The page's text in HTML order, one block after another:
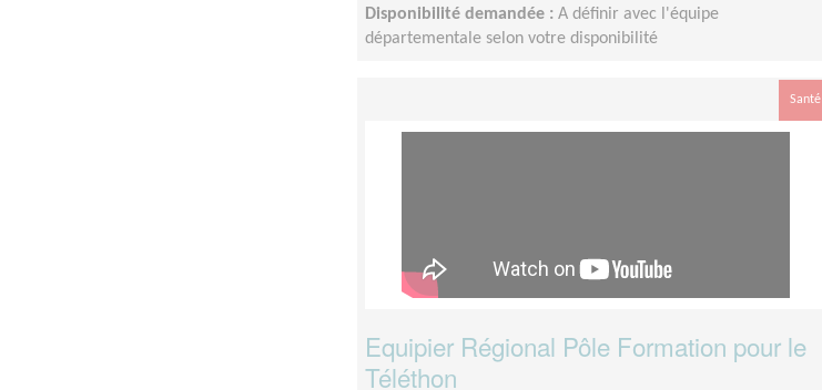
Disponibilité demandée : A définir avec l'équipe
départementale selon votre disponibilité
Santé
Equipier Régional Pôle Formation pour le
Téléthon